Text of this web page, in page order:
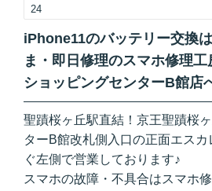
24
iPhone11のバッテリー交換
ま・即日修理のスマホ修理
ショッピングセンターB館店
聖蹟桜ヶ丘駅直結！京王聖蹟桜
ターB館改札側入口の正面エス
ぐ左側で営業しております♪
スマホの故障・不具合はスマホ